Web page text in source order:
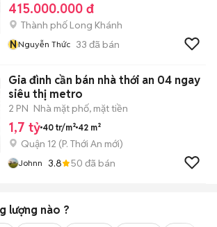
415.000.000 đ
Thành phố Long Khánh
NNguyễn Thức 33 đã bán
Gia đình cần bán nhà thới an 04 ngay
siêu thị metro
2 PN Nhà mặt phố, mặt tiền
1,7 tỷ 40 tr/m² 42 m²
Quận 12 (P. Thới An mới)
Johnn 3.8 50 đã bán
lượng nào ?